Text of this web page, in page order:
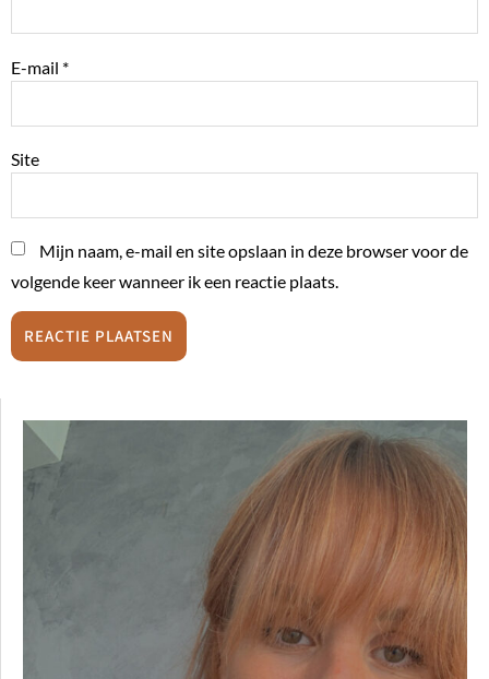
E-mail *
Site
Mijn naam, e-mail en site opslaan in deze browser voor de
volgende keer wanneer ik een reactie plaats.